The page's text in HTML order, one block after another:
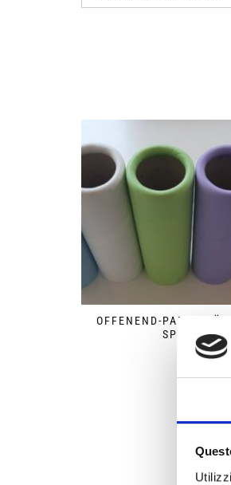
OFFENEND-
SPINNEN